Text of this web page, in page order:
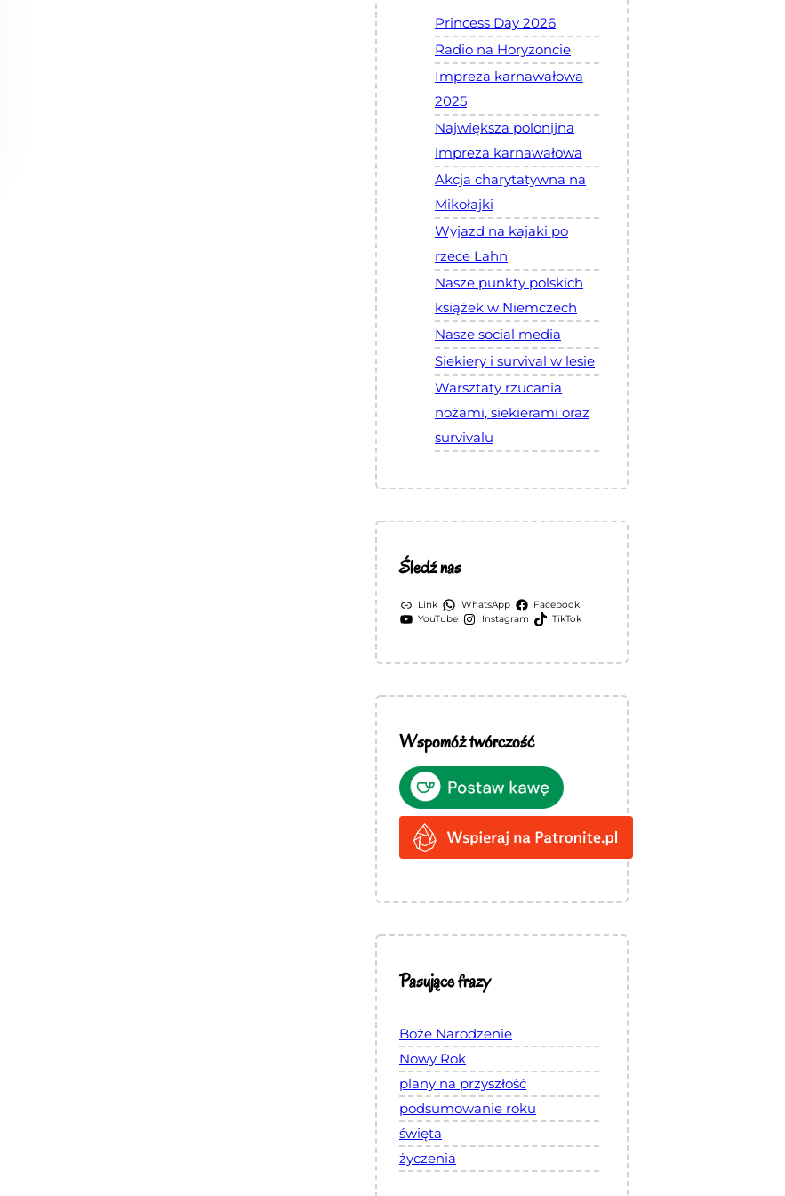
Princess Day 2026
Radio na Horyzoncie
Impreza karnawałowa
2025
Największa polonijna
impreza karnawałowa
Akcja charytatywna na
Mikołajki
Wyjazd na kajaki po
rzece Lahn
Nasze punkty polskich
książek w Niemczech
Nasze social media
Siekiery i survival w lesie
Warsztaty rzucania
nożami, siekierami oraz
survivalu
Śledź nas
Link WhatsApp
Facebook
YouTube
Instagram TikTok
Wspomóż twórczość
Pasujące frazy
Boże Narodzenie
Nowy Rok
plany na przyszłość
podsumowanie roku
święta
życzenia